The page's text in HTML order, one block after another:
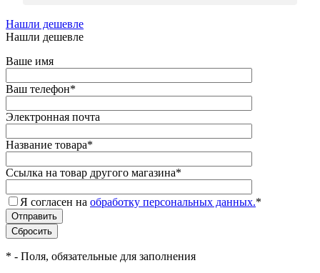
Нашли дешевле
Нашли дешевле
Ваше имя
Ваш телефон*
Электронная почта
Название товара*
Ссылка на товар другого магазина*
Я согласен на обработку персональных данных.*
* - Поля, обязательные для заполнения